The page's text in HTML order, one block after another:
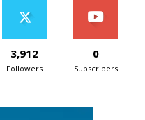
3,912
Followers
0
Subscribers